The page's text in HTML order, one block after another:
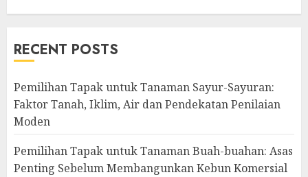
RECENT POSTS
Pemilihan Tapak untuk Tanaman Sayur-Sayuran:
Faktor Tanah, Iklim, Air dan Pendekatan Penilaian
Moden
Pemilihan Tapak untuk Tanaman Buah-buahan: Asas
Penting Sebelum Membangunkan Kebun Komersial